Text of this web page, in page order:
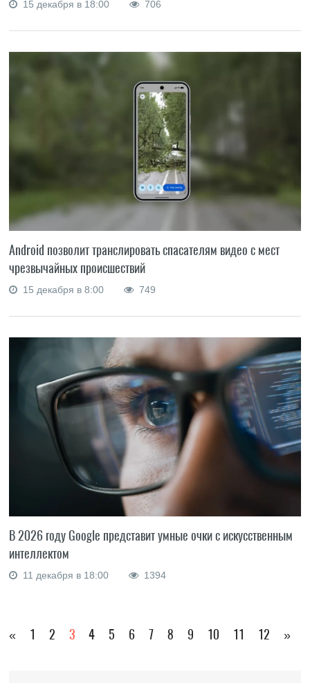
15 декабря в 18:00 706
Android позволит транслировать спасателям видео с мест
чрезвычайных происшествий
15 декабря в 8:00 749
В 2026 году Google представит умные очки с искусственным
интеллектом
11 декабря в 18:00 1394
« 1 2 3 4 5 6 7 8 9 10 11 12 »